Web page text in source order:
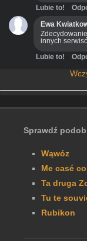
Lubie to!
Ewa
innych
Lubie to!
Sprawdź
Wąwóz
Me casé
Ta druga
Tu te
Rubikon